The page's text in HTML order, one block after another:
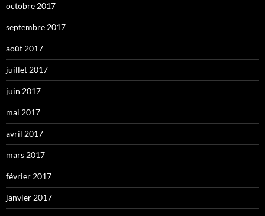
octobre 2017
septembre 2017
août 2017
juillet 2017
juin 2017
mai 2017
avril 2017
mars 2017
février 2017
janvier 2017